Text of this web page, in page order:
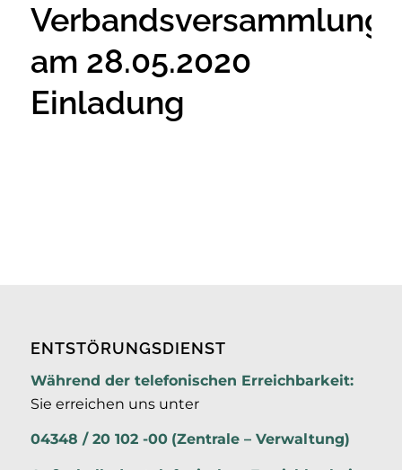
Verbandsversammlung
am 28.05.2020
Einladung
ENTSTÖRUNGSDIENST
Während der telefonischen Erreichbarkeit:
Sie erreichen uns unter
04348 / 20 102 -00 (Zentrale – Verwaltung)